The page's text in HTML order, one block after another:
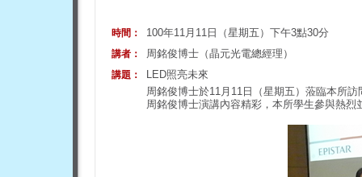
時間： 100年11月11日（星期五）下午3點30分
講者： 周銘俊博士（晶元光電總經理）
講題：
LED照亮未來
周銘俊博士於11月11日（星期五）蒞臨本所
周銘俊博士演講內容精彩，本所學生參與熱烈